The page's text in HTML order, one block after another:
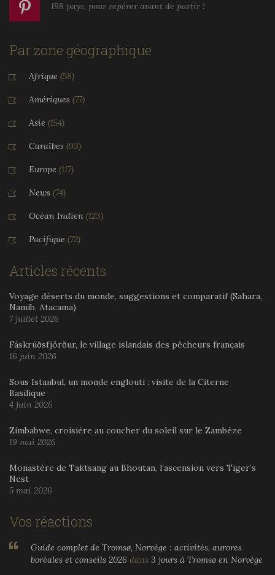
198 pays, pour repérer avant de partir !
Par zone géographique
Afrique (58)
Amériques (77)
Asie (154)
Caraïbes (93)
Europe (117)
News (74)
Océan Indien (123)
Pacifique (72)
Articles récents
Voyage déserts du monde, suggestions et comparatif (Sahara,
Namib, Atacama)
7 juillet 2026
Fáskrúðsfjörður, le village islandais des pêcheurs français
16 juin 2026
Sous Istanbul, un monde englouti : visite de la Citerne
Basilique
4 juin 2026
Zimbabwe, croisière au coucher du soleil sur le Zambèze
19 mai 2026
Monastère de Taktsang au Bhoutan, l’ascension vers Tiger’s
Nest
5 mai 2026
Vos réactions
Guide complet de Tromsø, Norvège : activités, aurores
boréales et conseils 2026 dans 3 jours à Tromsø en Norvège